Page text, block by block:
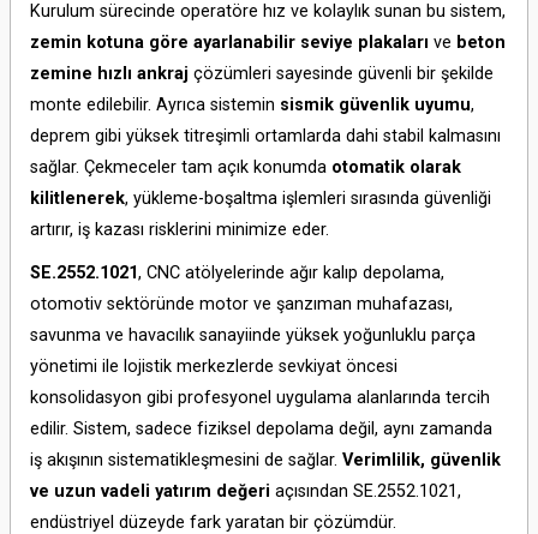
Kurulum sürecinde operatöre hız ve kolaylık sunan bu sistem,
zemin kotuna göre ayarlanabilir seviye plakaları ve beton
zemine hızlı ankraj çözümleri sayesinde güvenli bir şekilde
monte edilebilir. Ayrıca sistemin sismik güvenlik uyumu,
deprem gibi yüksek titreşimli ortamlarda dahi stabil kalmasını
sağlar. Çekmeceler tam açık konumda otomatik olarak
kilitlenerek, yükleme-boşaltma işlemleri sırasında güvenliği
artırır, iş kazası risklerini minimize eder.
SE.2552.1021, CNC atölyelerinde ağır kalıp depolama,
otomotiv sektöründe motor ve şanzıman muhafazası,
savunma ve havacılık sanayiinde yüksek yoğunluklu parça
yönetimi ile lojistik merkezlerde sevkiyat öncesi
konsolidasyon gibi profesyonel uygulama alanlarında tercih
edilir. Sistem, sadece fiziksel depolama değil, aynı zamanda
iş akışının sistematikleşmesini de sağlar. Verimlilik, güvenlik
ve uzun vadeli yatırım değeri açısından SE.2552.1021,
endüstriyel düzeyde fark yaratan bir çözümdür.